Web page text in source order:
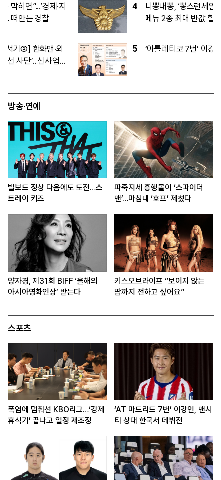
4
니뽕내뽕, ‘뽕스런세일’ 프로모션…마라 신
메뉴 2종 최대 반값 할인
5 ‘아틀레티코 7번’ 이강인, 한국서 데뷔전
방송·연예
빌보드 정상 다음에도 도전…스
트레이 키즈
파죽지세 흥행몰이 ‘스파이더
맨’…마침내 ‘호프’ 제쳤다
양자경, 제31회 BIFF ‘올해의
아시아영화인상’ 받는다
키스오브라이프 “보이지 않는
땀까지 전하고 싶어요”
스포츠
폭염에 멈춰선 KBO리그…‘강제
휴식기’ 끝나고 일정 재조정
‘AT 마드리드 7번’ 이강인, 맨시
티 상대 한국서 데뷔전